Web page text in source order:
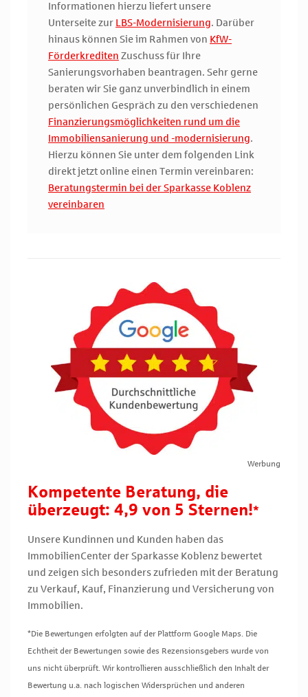
Informationen hierzu liefert unsere
Unterseite zur LBS-Modernisierung. Darüber
hinaus können Sie im Rahmen von KfW-
Förderkrediten Zuschuss für Ihre
Sanierungsvorhaben beantragen. Sehr gerne
beraten wir Sie ganz unverbindlich in einem
persönlichen Gespräch zu den verschiedenen
Finanzierungsmöglichkeiten rund um die
Immobiliensanierung und -modernisierung.
Hierzu können Sie unter dem folgenden Link
direkt jetzt online einen Termin vereinbaren:
Beratungstermin bei der Sparkasse Koblenz
vereinbaren
Werbung
Kompetente Beratung, die
überzeugt: 4,9 von 5 Sternen!*
Unsere Kundinnen und Kunden haben das
ImmobilienCenter der Sparkasse Koblenz bewertet
und zeigen sich besonders zufrieden mit der Beratung
zu Verkauf, Kauf, Finanzierung und Versicherung von
Immobilien.
*Die Bewertungen erfolgten auf der Plattform Google Maps. Die
Echtheit der Bewertungen sowie des Rezensionsgebers wurde von
uns nicht überprüft. Wir kontrollieren ausschließlich den Inhalt der
Bewertung u.a. nach logischen Widersprüchen und anderen